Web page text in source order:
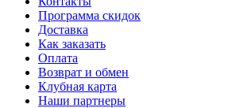
Программа скидок
Доставка
Как заказать
Оплата
Возврат и обмен
Клубная карта
Наши партнеры